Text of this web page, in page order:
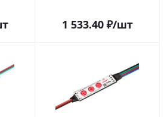
1 533.40₽/шт